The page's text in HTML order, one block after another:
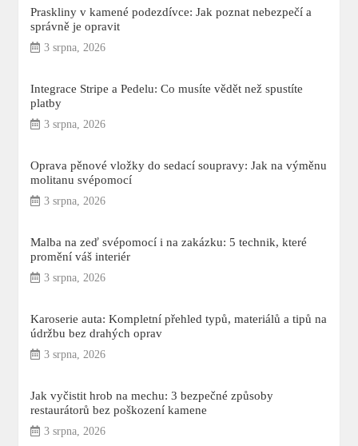
Praskliny v kamené podezdívce: Jak poznat nebezpečí a
správně je opravit
3 srpna, 2026
Integrace Stripe a Pedelu: Co musíte vědět než spustíte
platby
3 srpna, 2026
Oprava pěnové vložky do sedací soupravy: Jak na výměnu
molitanu svépomocí
3 srpna, 2026
Malba na zeď svépomocí i na zakázku: 5 technik, které
promění váš interiér
3 srpna, 2026
Karoserie auta: Kompletní přehled typů, materiálů a tipů na
údržbu bez drahých oprav
3 srpna, 2026
Jak vyčistit hrob na mechu: 3 bezpečné způsoby
restaurátorů bez poškození kamene
3 srpna, 2026